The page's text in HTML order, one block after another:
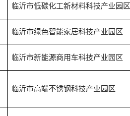
临沂市低碳化工新材料科技产业园区
临沂市绿色智能家居科技产业园区
临沂市新能源商用车科技产业园区
临沂市高端不锈钢科技产业园区